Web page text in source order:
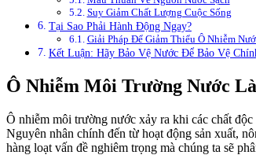
Suy Giảm Chất Lượng Cuộc Sống
Tại Sao Phải Hành Động Ngay?
Giải Pháp Để Giảm Thiểu Ô Nhiễm
Kết Luận: Hãy Bảo Vệ Nước Để Bảo Vệ
Ô Nhiễm Môi Trường Nước
Ô nhiễm môi trường nước xảy ra khi các chất
Nguyên nhân chính đến từ hoạt động sản xuất,
hàng loạt vấn đề nghiêm trọng mà chúng ta sẽ